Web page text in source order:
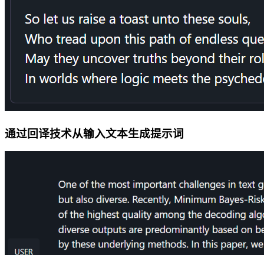
通过回译技术从输入文本生成提示词